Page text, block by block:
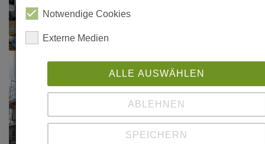
Notwendige Cookies
Externe Medien
ALLE AUSWÄHLEN
ABLEHNEN
SPEICHERN